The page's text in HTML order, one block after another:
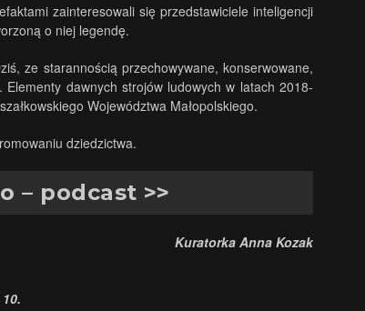
zainteresowali się przedstawiciele inteligencji
o niej legendę.
ze starannością przechowywane, konserwowane,
Elementy dawnych strojów ludowych w latach 2018-
Województwa Małopolskiego.
dziedzictwa.
– podcast >>
Kuratorka Anna Kozak